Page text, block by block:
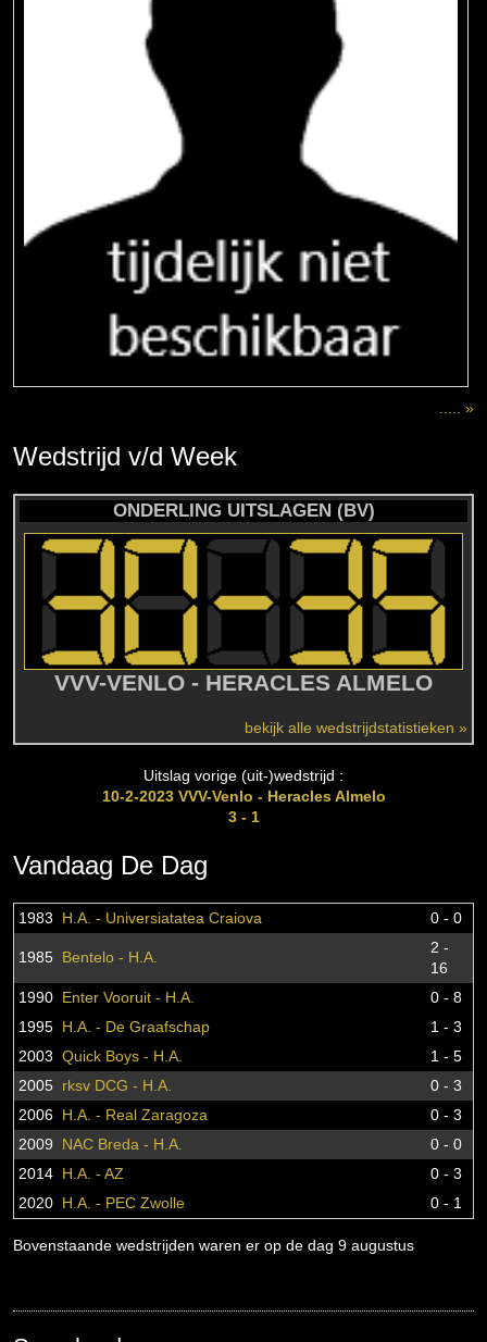
..... »
Wedstrijd v/d Week
ONDERLING UITSLAGEN (BV)
VVV-VENLO - HERACLES ALMELO
bekijk alle wedstrijdstatistieken »
Uitslag vorige (uit-)wedstrijd :
10-2-2023 VVV-Venlo - Heracles Almelo
3 - 1
Vandaag De Dag
1983 H.A. - Universiatatea Craiova 0 - 0
1985 Bentelo - H.A.
2 -
16
1990 Enter Vooruit - H.A.
0 - 8
1995 H.A. - De Graafschap
1 - 3
2003 Quick Boys - H.A.
1 - 5
2005 rksv DCG - H.A.
0 - 3
2006 H.A. - Real Zaragoza
0 - 3
2009
NAC Breda - H.A.
0 - 0
2014 H.A. - AZ
0 - 3
2020 H.A. - PEC Zwolle 0 - 1
Bovenstaande wedstrijden waren er op de dag 9 augustus